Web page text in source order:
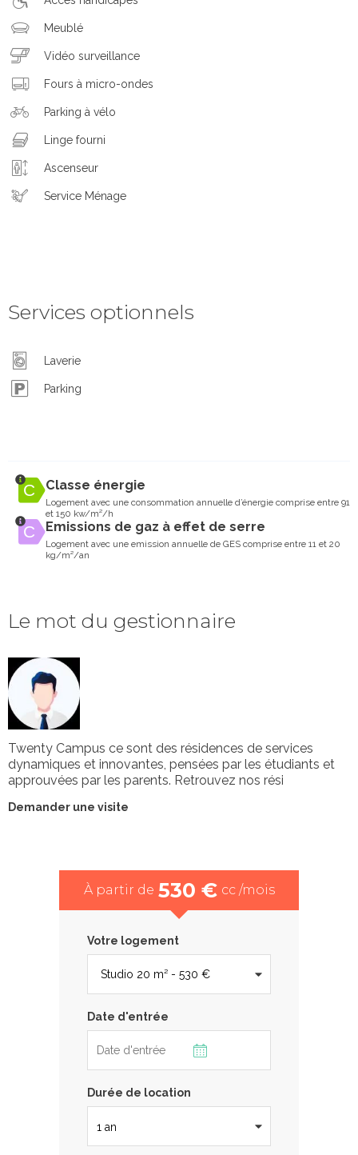
Meublé
Vidéo surveillance
Fours à micro-ondes
Parking à vélo
Linge fourni
Ascenseur
Service Ménage
Services optionnels
Laverie
Parking
Classe énergie
Logement avec une consommation annuelle d’énergie comprise entre 91
et 150 kw/m²/h
Emissions de gaz à effet de serre
Logement avec une emission annuelle de GES comprise entre 11 et 20
kg/m²/an
Le mot du gestionnaire
Twenty Campus ce sont des résidences de services
dynamiques et innovantes, pensées par les étudiants et
approuvées par les parents. Retrouvez nos rési
Demander une visite
À partir de 530 € cc /mois
Votre logement
Date d'entrée
Durée de location